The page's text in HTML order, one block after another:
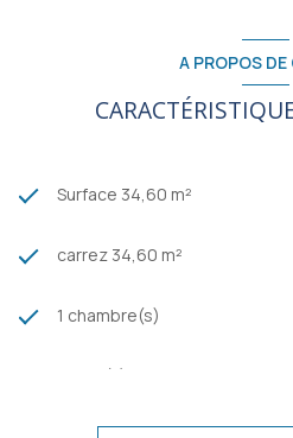
A PROPOS DE
Surface 34,60 m²
carrez 34,60 m²
1 chambre(s)
1 salle(s) d'eau